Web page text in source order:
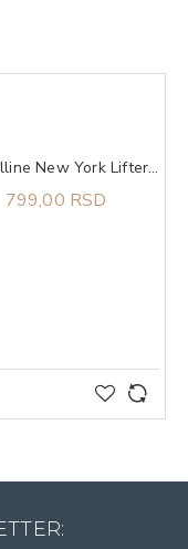
Maybelline New York Lifter Glaze balzam za usne 003 rose bite
799,00 RSD